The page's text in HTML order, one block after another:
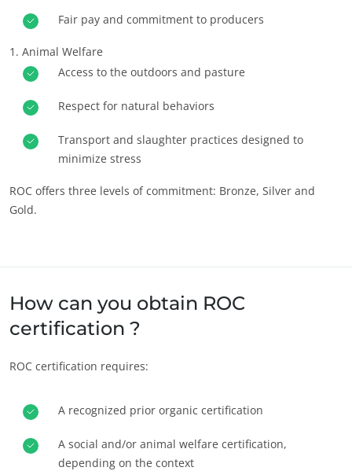
OS NOSSOS COMPROMISSOS DE RSE
Agir através dos nossos serviços
Investir no nosso ambiente
Fair pay and commitment to producers
Animal Welfare
Access to the outdoors and pasture
Respect for natural behaviors
Transport and slaughter practices designed to
minimize stress
ROC offers three levels of commitment: Bronze, Silver and
Gold.
How can you obtain ROC
certification ?
ROC certification requires:
A recognized prior organic certification
A social and/or animal welfare certification,
depending on the context